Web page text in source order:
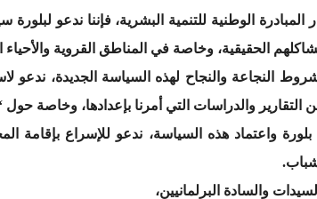
المبادرة الوطنية للتنمية البشرية، فإننا ندعو
الحقيقية، وخاصة في المناطق القروية والأحياء
النجاعة والنجاح لهذه السياسة الجديدة، ندعو
والدراسات التي أمرنا بإعدادها، وخاصة حول “الثروة الإجمالية
واعتماد هذه السياسة، ندعو للإسراع بإقامة
والسادة البرلمانيين،